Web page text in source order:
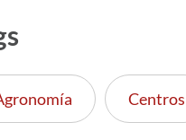
Centros